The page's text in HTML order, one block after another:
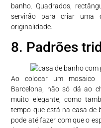
banho. Quadrados,
servirão para criar uma
originalidade.
8. Padrões
Ao colocar um mosaico
Barcelona, não só dá ao
muito elegante, como
tempo que está na casa de
pode até fazer com que o